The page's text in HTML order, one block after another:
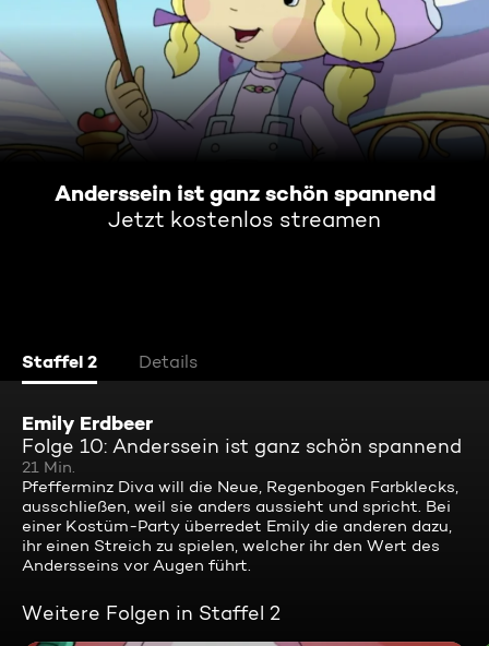
Anderssein ist ganz schön spannend
Jetzt kostenlos streamen
Staffel 2 Details
Emily Erdbeer
Folge 10: Anderssein ist ganz schön spannend
21 Min.
Pfefferminz Diva will die Neue, Regenbogen Farbklecks,
ausschließen, weil sie anders aussieht und spricht. Bei
einer Kostüm-Party überredet Emily die anderen dazu,
ihr einen Streich zu spielen, welcher ihr den Wert des
Andersseins vor Augen führt.
Weitere Folgen in Staffel 2